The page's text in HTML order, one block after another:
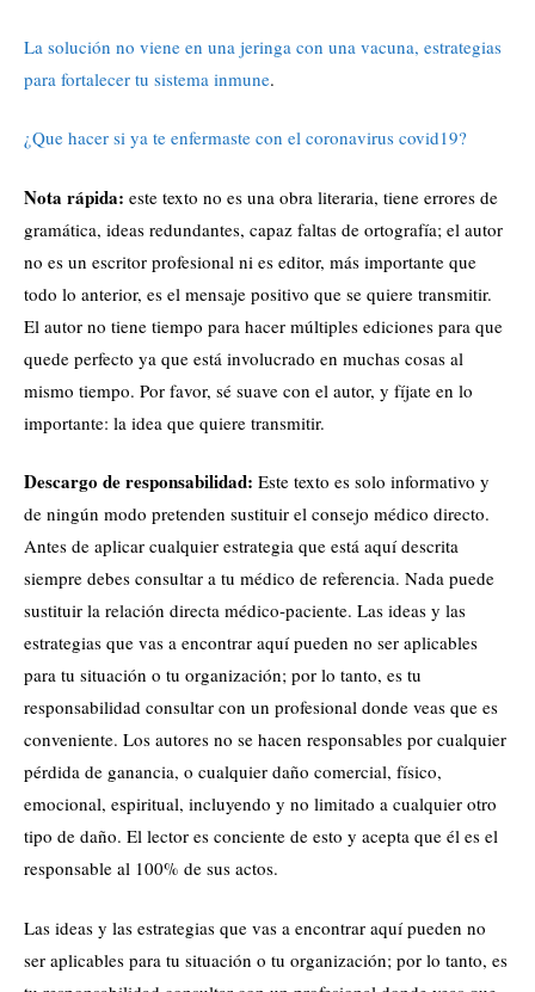
La solución no viene en una jeringa con una vacuna, estrategias
para fortalecer tu sistema inmune.
¿Que hacer si ya te enfermaste con el coronavirus covid19?
Nota rápida: este texto no es una obra literaria, tiene errores de
gramática, ideas redundantes, capaz faltas de ortografía; el autor
no es un escritor profesional ni es editor, más importante que
todo lo anterior, es el mensaje positivo que se quiere transmitir.
El autor no tiene tiempo para hacer múltiples ediciones para que
quede perfecto ya que está involucrado en muchas cosas al
mismo tiempo. Por favor, sé suave con el autor, y fíjate en lo
importante: la idea que quiere transmitir.
Descargo de responsabilidad: Este texto es solo informativo y
de ningún modo pretenden sustituir el consejo médico directo.
Antes de aplicar cualquier estrategia que está aquí descrita
siempre debes consultar a tu médico de referencia. Nada puede
sustituir la relación directa médico-paciente. Las ideas y las
estrategias que vas a encontrar aquí pueden no ser aplicables
para tu situación o tu organización; por lo tanto, es tu
responsabilidad consultar con un profesional donde veas que es
conveniente. Los autores no se hacen responsables por cualquier
pérdida de ganancia, o cualquier daño comercial, físico,
emocional, espiritual, incluyendo y no limitado a cualquier otro
tipo de daño. El lector es conciente de esto y acepta que él es el
responsable al 100% de sus actos.
Las ideas y las estrategias que vas a encontrar aquí pueden no
ser aplicables para tu situación o tu organización; por lo tanto, es